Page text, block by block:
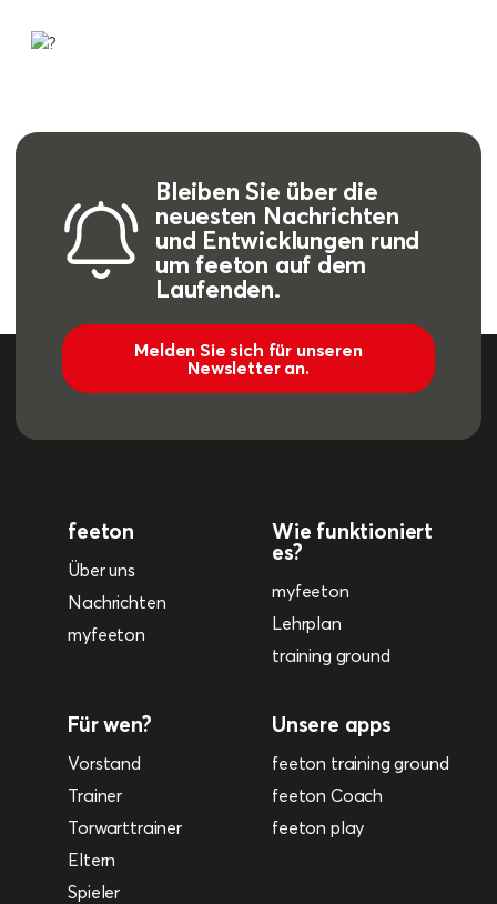
Bleiben Sie über die
neuesten Nachrichten
und Entwicklungen rund
um feeton auf dem
Laufenden.
Melden Sie sich für unseren
Newsletter an.
feeton
Über uns
Nachrichten
myfeeton
Wie funktioniert
es?
myfeeton
Lehrplan
training ground
Für wen?
Vorstand
Trainer
Torwarttrainer
Eltern
Spieler
Unsere apps
feeton training ground
feeton Coach
feeton play